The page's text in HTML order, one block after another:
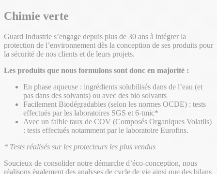
Chimie verte
Guard Industrie s’engage depuis plus de 30 ans à intégrer la
protection de l’environnement dès la conception de ses produits pour
la sécurité de nos clients et de leurs projets.
Les produits que nous formulons sont donc en majorité :
En phase aqueuse : ingrédients solubilisés dans de l’eau (et
pas dans des solvants) ou avec des bio solvants
Facilement Biodégradables (selon les normes OCDE) : tests
effectués par les laboratoires SGS et 6-tmic*
Avec un faible taux de COV (Composés Organiques Volatils)
: tests effectués notamment par le laboratoire Eurofins.
* Tests réalisés sur les protecteurs les plus vendus
Soucieux de consolider notre démarche d’éco-conception, nous
réalisons également des analyses de cycle de vie ainsi que des bilans